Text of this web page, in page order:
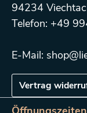
94234
Telefon: +49
E-Mail:
Vertrag